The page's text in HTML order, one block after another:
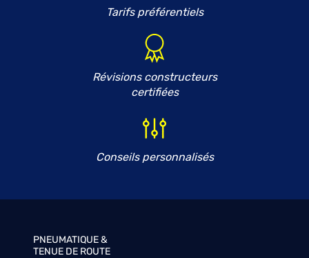
Tarifs préférentiels
Révisions constructeurs
certifiées
Conseils personnalisés
PNEUMATIQUE &
TENUE DE ROUTE